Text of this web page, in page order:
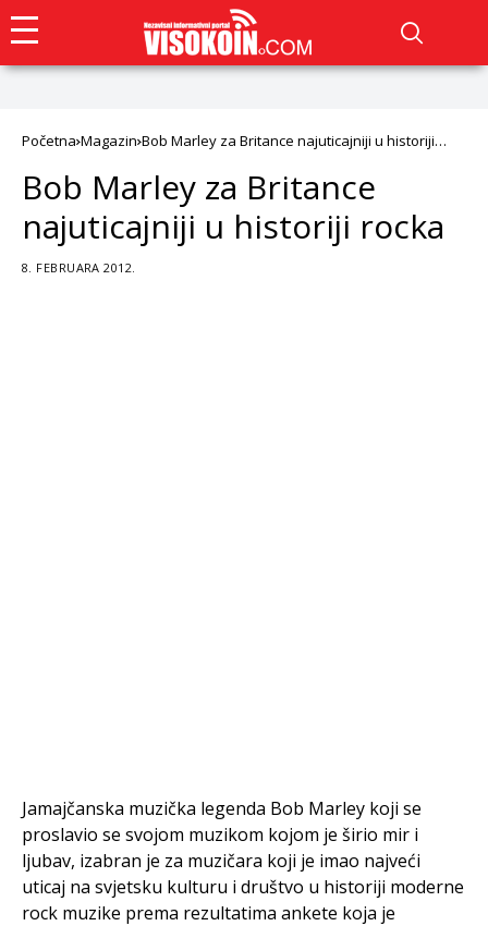
Početna Magazin Bob Marley za Britance najuticajniji u historiji
Bob Marley za Britance
najuticajniji u historiji rocka
8. FEBRUARA 2012.
Jamajčanska muzička legenda Bob Marley koji se
proslavio se svojom muzikom kojom je širio mir i
ljubav, izabran je za muzičara koji je imao najveći
uticaj na svjetsku kulturu i društvo u historiji moderne
rock muzike prema rezultatima ankete koja je